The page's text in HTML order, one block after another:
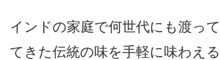
インドの家庭で何世代にも渡っ
てきた伝統の味を手軽に味わえ